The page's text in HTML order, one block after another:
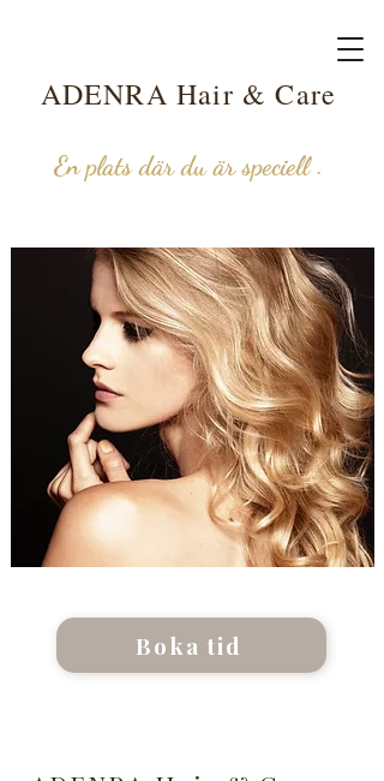
ADENRA Hair & Care
En plats där du är speciell .
Boka tid